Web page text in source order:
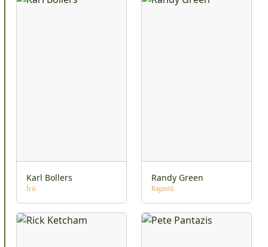
Karl Bollers
Író
Randy Green
Rajzoló